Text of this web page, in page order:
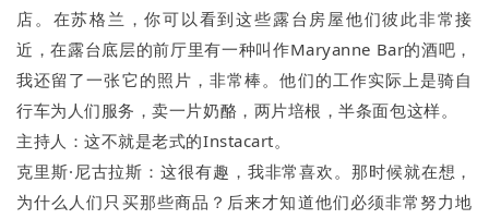
店。在苏格兰，你可以看到这些露台房屋他们彼此非常接
近，在露台底层的前厅里有一种叫作Maryanne Bar的酒吧，
我还留了一张它的照片，非常棒。他们的工作实际上是骑自
行车为人们服务，卖一片奶酪，两片培根，半条面包这样。
主持人：这不就是老式的Instacart。
克里斯·尼古拉斯：这很有趣，我非常喜欢。那时候就在想，
为什么人们只买那些商品？后来才知道他们必须非常努力地